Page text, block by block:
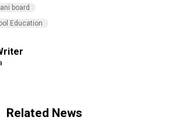
board
Education
Related News